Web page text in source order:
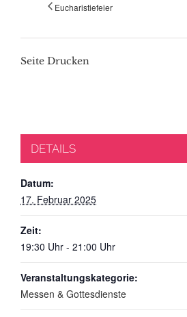
Eucharistiefeier
Seite Drucken
DETAILS
Datum:
17. Februar 2025
Zeit:
19:30 Uhr - 21:00 Uhr
Veranstaltungskategorie:
Messen & Gottesdienste